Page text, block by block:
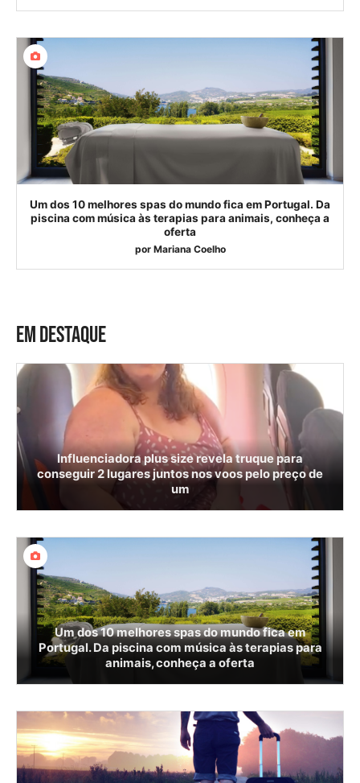
Um dos 10 melhores spas do mundo fica em Portugal. Da
piscina com música às terapias para animais, conheça a
oferta
por Mariana Coelho
EM DESTAQUE
Influenciadora plus size revela truque para
conseguir 2 lugares juntos nos voos pelo preço de
um
Um dos 10 melhores spas do mundo fica em
Portugal. Da piscina com música às terapias para
animais, conheça a oferta